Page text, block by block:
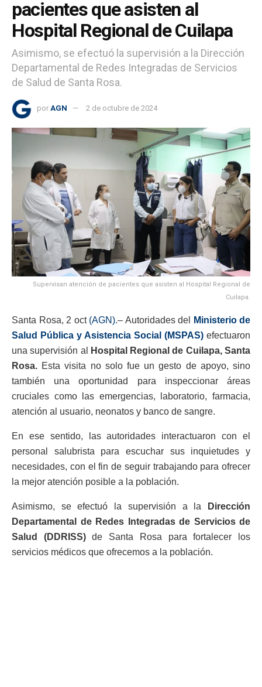
pacientes que asisten al
Hospital Regional de Cuilapa
Asimismo, se efectuó la supervisión a la Dirección
Departamental de Redes Integradas de Servicios
de Salud de Santa Rosa.
por AGN 2 de octubre de 2024
Supervisan atención de pacientes que asisten al Hospital Regional de
Cuilapa.
Santa Rosa, 2 oct (AGN).– Autoridades del
Ministerio de
Salud Pública y Asistencia Social (MSPAS) efectuaron
una supervisión al
Hospital Regional de Cuilapa, Santa
Rosa. Esta visita no solo fue un gesto de apoyo, sino
también una oportunidad para inspeccionar áreas
cruciales como las emergencias, laboratorio, farmacia,
atención al usuario, neonatos y banco de sangre.
En ese sentido, las autoridades interactuaron con el
personal salubrista para escuchar sus inquietudes y
necesidades, con el fin de seguir trabajando para ofrecer
la mejor atención posible a la población.
Asimismo, se efectuó la supervisión a la
Dirección
Departamental de Redes Integradas de Servicios de
Salud (DDRISS)de Santa Rosa para fortalecer los
servicios médicos que ofrecemos a la población.